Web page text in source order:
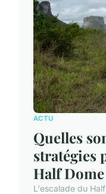
ACTU
Quelles
stratégies
Half Dome
L'escalade du